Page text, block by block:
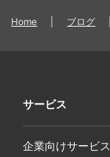
Home ブログ
サービス
企業向けサービス